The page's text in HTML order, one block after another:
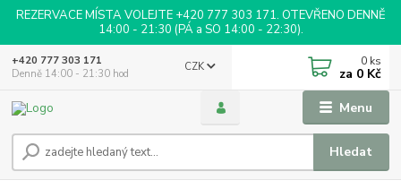
REZERVACE MÍSTA VOLEJTE +420 777 303 171. OTEVŘENO DENNĚ
14:00 - 21:30 (PÁ a SO 14:00 - 22:30).
Menu
CZK
Hledat
+420 777 303 171
Denně 14:00 - 21:30 hod
0 ks
za 0 Kč